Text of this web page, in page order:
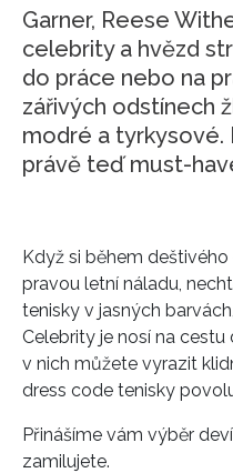
Garner, Reese
celebrity a hvězd
do práce nebo na
zářivých odstínech
modré a tyrkysové.
právě teď must-
Když si během
pravou letní náladu,
tenisky v jasných
Celebrity je nosí na
v nich můžete vyrazit
dress code tenisky
Přinášíme vám výběr
zamilujete.